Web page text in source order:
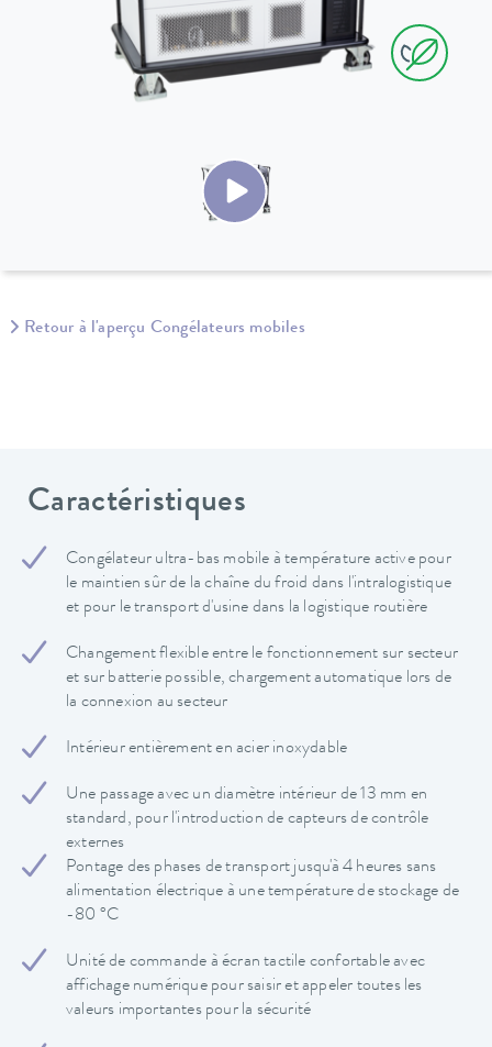
Retour à l'aperçu Congélateurs mobiles
Caractéristiques
Congélateur ultra-bas mobile à température active pour
le maintien sûr de la chaîne du froid dans l'intralogistique
et pour le transport d'usine dans la logistique routière
Changement flexible entre le fonctionnement sur secteur
et sur batterie possible, chargement automatique lors de
la connexion au secteur
Intérieur entièrement en acier inoxydable
Une passage avec un diamètre intérieur de 13 mm en
standard, pour l'introduction de capteurs de contrôle
externes
Pontage des phases de transport jusqu'à 4 heures sans
alimentation électrique à une température de stockage de
-80 °C
Unité de commande à écran tactile confortable avec
affichage numérique pour saisir et appeler toutes les
valeurs importantes pour la sécurité